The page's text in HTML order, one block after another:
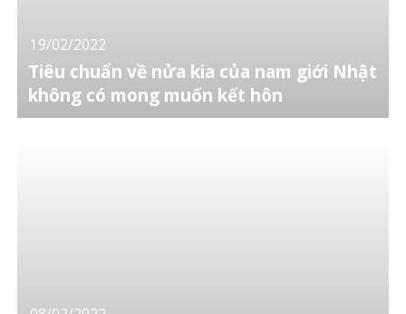
19/02/2022
Tiêu chuẩn về nửa kia của nam giới Nhật
không có mong muốn kết hôn